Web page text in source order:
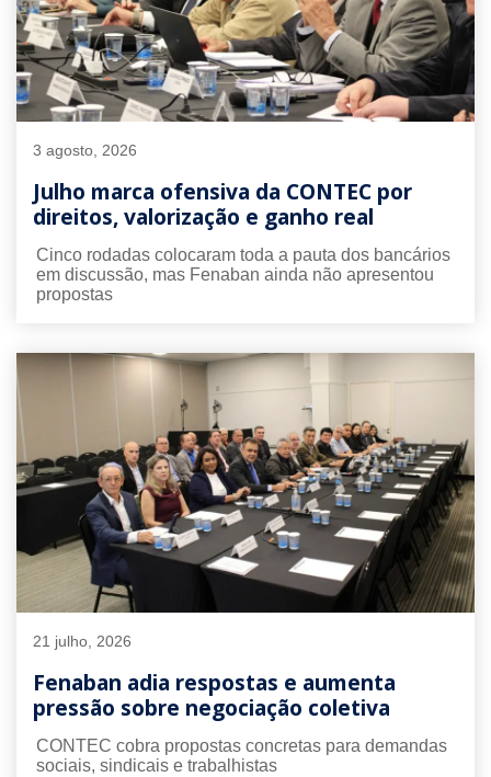
3 agosto, 2026
Julho marca ofensiva da CONTEC por
direitos, valorização e ganho real
Cinco rodadas colocaram toda a pauta dos bancários
em discussão, mas Fenaban ainda não apresentou
propostas
21 julho, 2026
Fenaban adia respostas e aumenta
pressão sobre negociação coletiva
CONTEC cobra propostas concretas para demandas
sociais, sindicais e trabalhistas